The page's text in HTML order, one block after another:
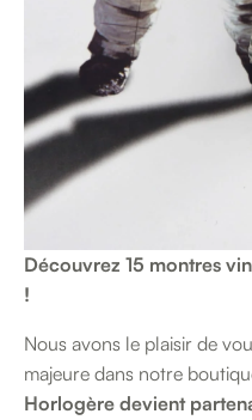
Découvrez 15 montres
!
Nous avons le plaisir de
majeure dans notre
Horlogère devient